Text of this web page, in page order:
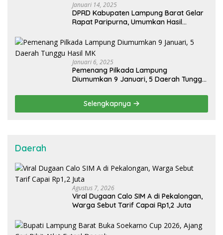
Januari 14, 2025
DPRD Kabupaten Lampung Barat Gelar
Rapat Paripurna, Umumkan Hasil
Januari 6, 2025
Pemenang Pilkada Lampung
Diumumkan 9 Januari, 5 Daerah Tunggu
Selengkapnya
Daerah
Agustus 7, 2026
Viral Dugaan Calo SIM A di Pekalongan,
Warga Sebut Tarif Capai Rp1,2 Juta